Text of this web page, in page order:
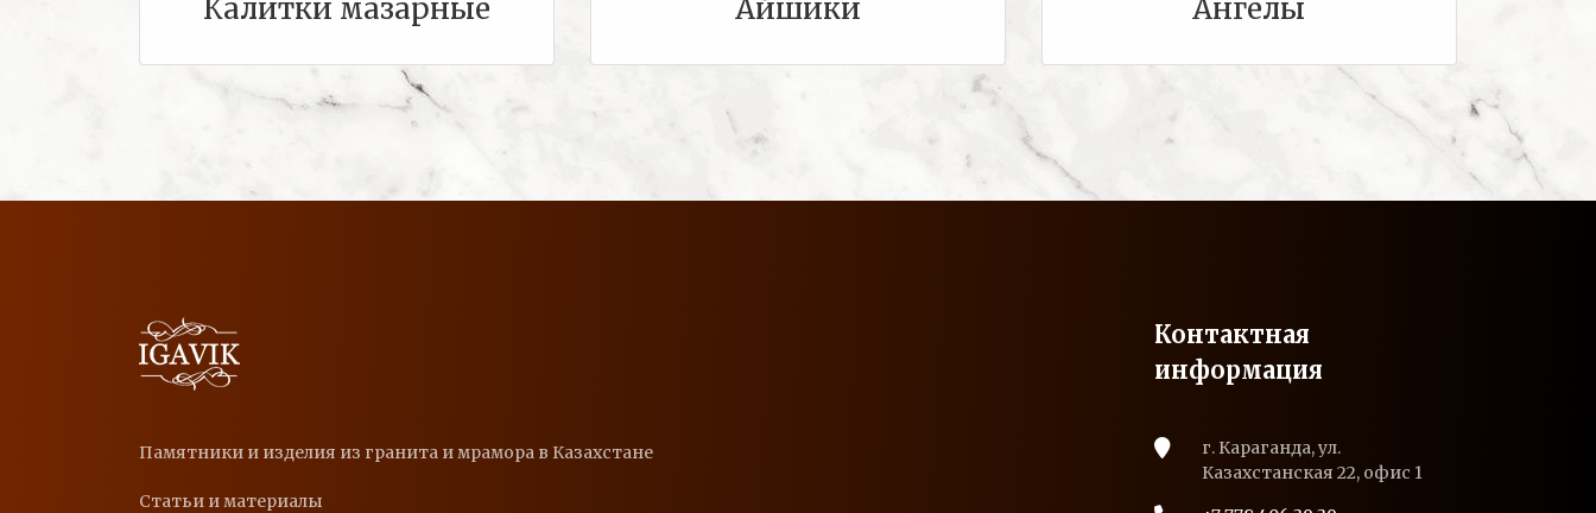
Калитки мазарные Айшики Ангелы
Памятники и изделия из гранита и мрамора в Казахстане
Статьи и материалы
Контактная
информация
г. Караганда, ул.
Казахстанская 22, офис 1